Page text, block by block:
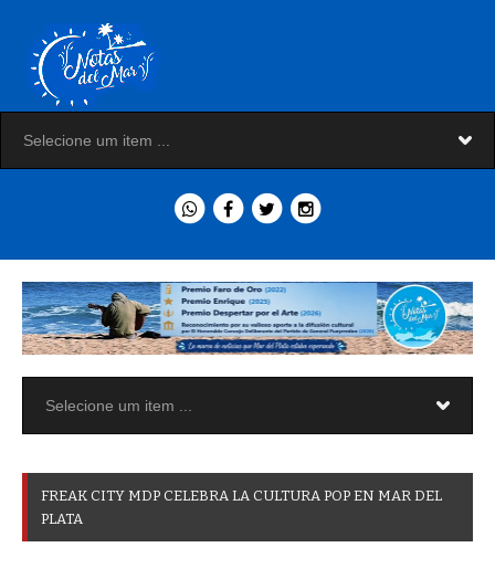
FREAK CITY MDP CELEBRA LA CULTURA POP EN MAR DEL
PLATA